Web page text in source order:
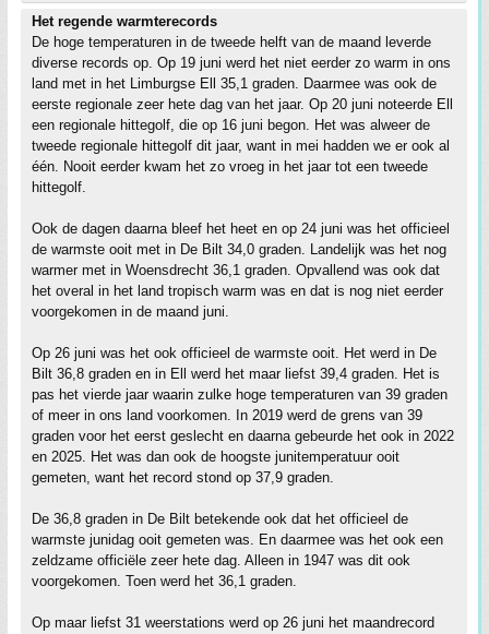
Het regende warmterecords
De hoge temperaturen in de tweede helft van de maand leverde
diverse records op. Op 19 juni werd het niet eerder zo warm in ons
land met in het Limburgse Ell 35,1 graden. Daarmee was ook de
eerste regionale zeer hete dag van het jaar. Op 20 juni noteerde Ell
een regionale hittegolf, die op 16 juni begon. Het was alweer de
tweede regionale hittegolf dit jaar, want in mei hadden we er ook al
één. Nooit eerder kwam het zo vroeg in het jaar tot een tweede
hittegolf.
Ook de dagen daarna bleef het heet en op 24 juni was het officieel
de warmste ooit met in De Bilt 34,0 graden. Landelijk was het nog
warmer met in Woensdrecht 36,1 graden. Opvallend was ook dat
het overal in het land tropisch warm was en dat is nog niet eerder
voorgekomen in de maand juni.
Op 26 juni was het ook officieel de warmste ooit. Het werd in De
Bilt 36,8 graden en in Ell werd het maar liefst 39,4 graden. Het is
pas het vierde jaar waarin zulke hoge temperaturen van 39 graden
of meer in ons land voorkomen. In 2019 werd de grens van 39
graden voor het eerst geslecht en daarna gebeurde het ook in 2022
en 2025. Het was dan ook de hoogste junitemperatuur ooit
gemeten, want het record stond op 37,9 graden.
De 36,8 graden in De Bilt betekende ook dat het officieel de
warmste junidag ooit gemeten was. En daarmee was het ook een
zeldzame officiële zeer hete dag. Alleen in 1947 was dit ook
voorgekomen. Toen werd het 36,1 graden.
Op maar liefst 31 weerstations werd op 26 juni het maandrecord